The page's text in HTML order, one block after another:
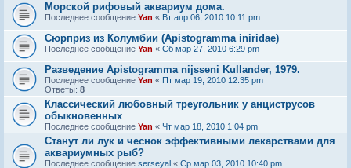
Морской рифовый аквариум дома.
Последнее сообщение Yan « Вт апр 06, 2010 10:11 pm
Сюрприз из Колумбии (Apistogramma iniridae)
Последнее сообщение Yan « Сб мар 27, 2010 6:29 pm
Разведение Apistogramma nijsseni Kullander, 1979.
Последнее сообщение Yan « Пт мар 19, 2010 12:35 pm
Ответы: 8
Классический любовный треугольник у анциструсов
обыкновенных
Последнее сообщение Yan « Чт мар 18, 2010 1:04 pm
Станут ли лук и чеснок эффективными лекарствами для
аквариумных рыб?
Последнее сообщение serseyal « Ср мар 03, 2010 10:40 pm